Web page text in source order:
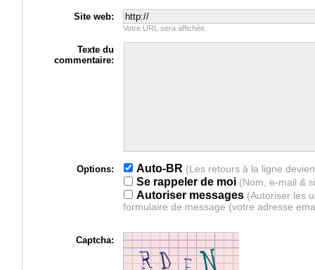
Site web:
Votre URL sera affichée.
Texte du
commentaire:
Options:
Auto-BR
Se rappeler de moi (Nom, e-mail &
Autoriser messages (Autoriser les
formulaire de message (votre adresse
Captcha: